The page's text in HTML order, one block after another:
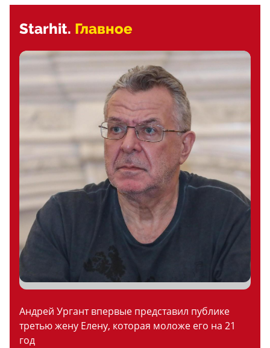
Starhit. Главное
Андрей Ургант впервые представил публике
третью жену Елену, которая моложе его на 21
год